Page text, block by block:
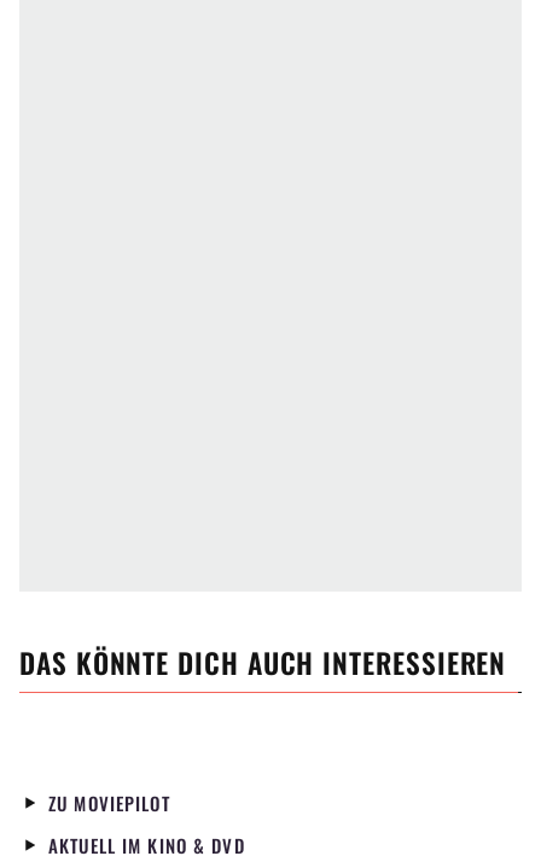
DAS KÖNNTE DICH AUCH INTERESSIEREN
ZU MOVIEPILOT
AKTUELL IM KINO & DVD